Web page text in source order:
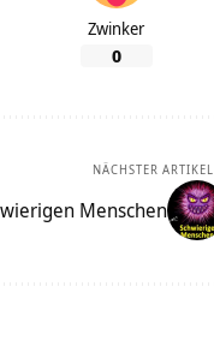
Zwinker
0
NÄCHSTER ARTIKEL
Menschen